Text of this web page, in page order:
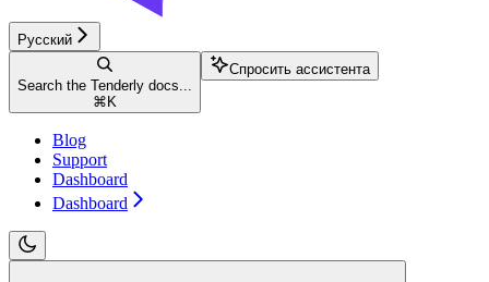
Русский
Search the Tenderly docs...
⌘ K
Спросить ассистента
Blog
Support
Dashboard
Dashboard